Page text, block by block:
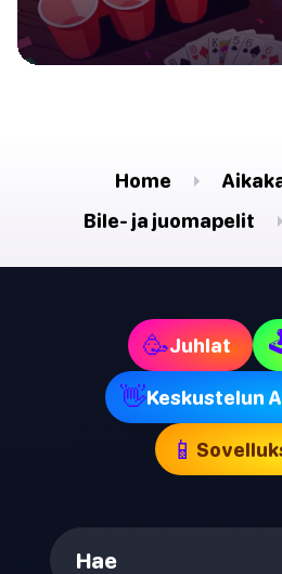
Home
Bile- ja juomapelit
🥳Juhlat
👋Keskustelun
📱
Hae